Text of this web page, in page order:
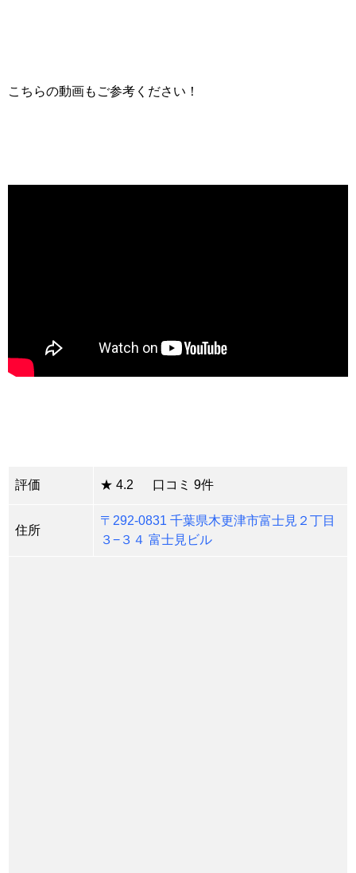
こちらの動画もご参考ください！
評価 ★ 4.2 口コミ 9件
住所
〒292-0831 千葉県木更津市富士見２丁目
３−３４ 富士見ビル